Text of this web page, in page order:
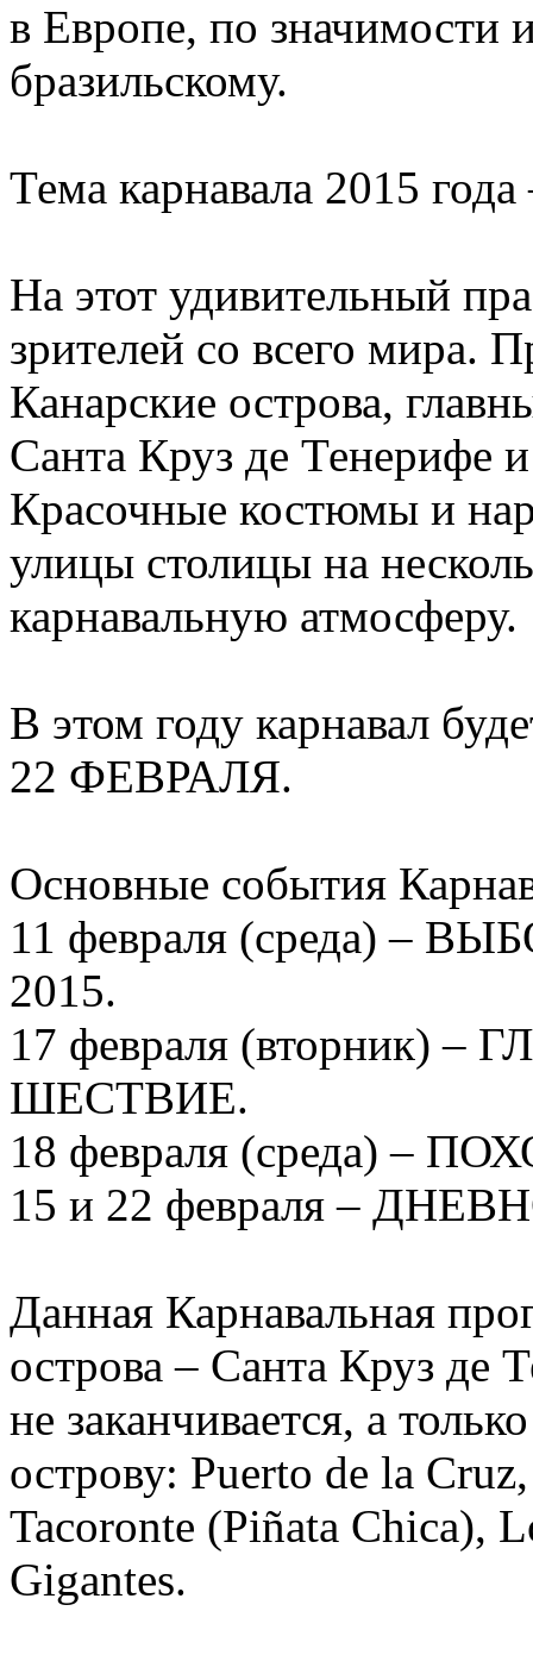
в Европе, по значимости
бразильскому.
Тема карнавала 2015
На этот удивительный
зрителей со всего мира.
Канарские острова,
Санта Круз де Тенерифе
Красочные костюмы и
улицы столицы на
карнавальную атмосферу.
В этом году карнавал
22 ФЕВРАЛЯ.
Основные события
11 февраля (среда) –
2015.
17 февраля (вторник)
ШЕСТВИЕ.
18 февраля (среда) –
15 и 22 февраля –
Данная Карнавальная
острова – Санта Круз де
не заканчивается, а
острову: Puerto de la
Tacoronte (Piñata Chica),
Gigantes.